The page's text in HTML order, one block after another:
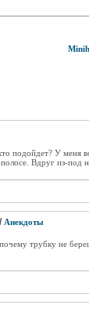
подойдет? У меня
Вдруг из-под
Анекдоты
трубку не